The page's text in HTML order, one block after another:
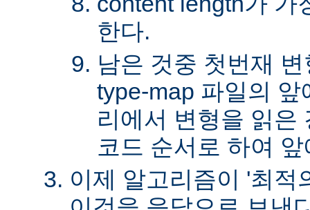
한다.
남은 것중 첫번재
type-map 파일의
리에서 변형을 읽은
코드 순서로 하여
이제 알고리즘이 '최적